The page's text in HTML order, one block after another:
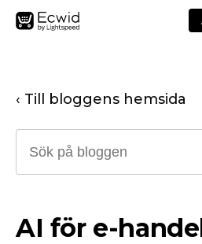
‹ Till bloggens hemsida
AI för e-